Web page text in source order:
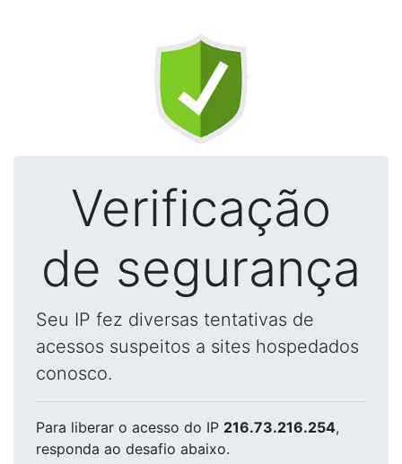
Verificação
de segurança
Seu IP fez diversas tentativas de
acessos suspeitos a sites hospedados
conosco.
Para liberar o acesso do IP 216.73.216.254,
responda ao desafio abaixo.